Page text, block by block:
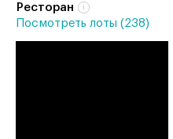
Ресторан
Посмотреть лоты (238)